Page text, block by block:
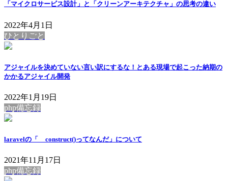
「マイクロサービス設計」と「クリーンアーキテクチャ」の思考の違い
2022年4月1日
ひとりごと
アジャイルを決めていない言い訳にするな！とある現場で起こった納期の
かかるアジャイル開発
2022年1月19日
php備忘録
laravelの「__construct()ってなんだ」について
2021年11月17日
php備忘録